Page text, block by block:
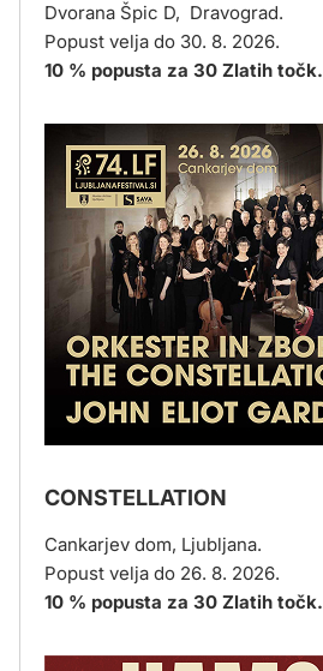
Dvorana Špic D, Dravograd.
Popust velja do 30. 8. 2026.
10 % popusta za 30 Zlatih točk.
CONSTELLATION
Cankarjev dom, Ljubljana.
Popust velja do 26. 8. 2026.
10 % popusta za 30 Zlatih točk.